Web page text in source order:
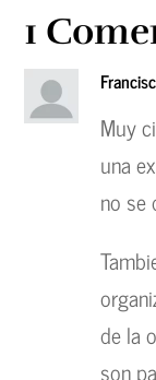
1
Muy
una
no se
de la
son